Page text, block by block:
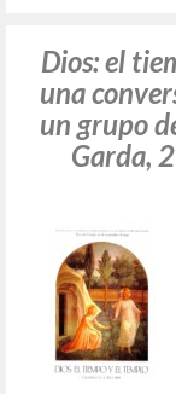
Dios: el
una
un grupo
Garda,